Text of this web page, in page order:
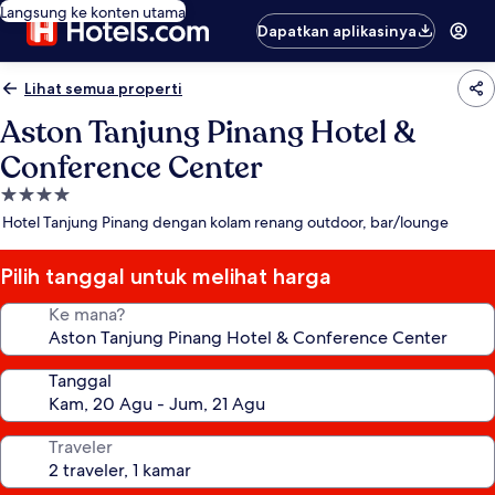
Langsung ke konten utama
Dapatkan aplikasinya
Lihat semua properti
Aston Tanjung Pinang Hotel &
Conference Center
Properti
bintang
Hotel Tanjung Pinang dengan kolam renang outdoor, bar/lounge
Pilih tanggal untuk melihat harga
Ke mana?
Tanggal
Traveler